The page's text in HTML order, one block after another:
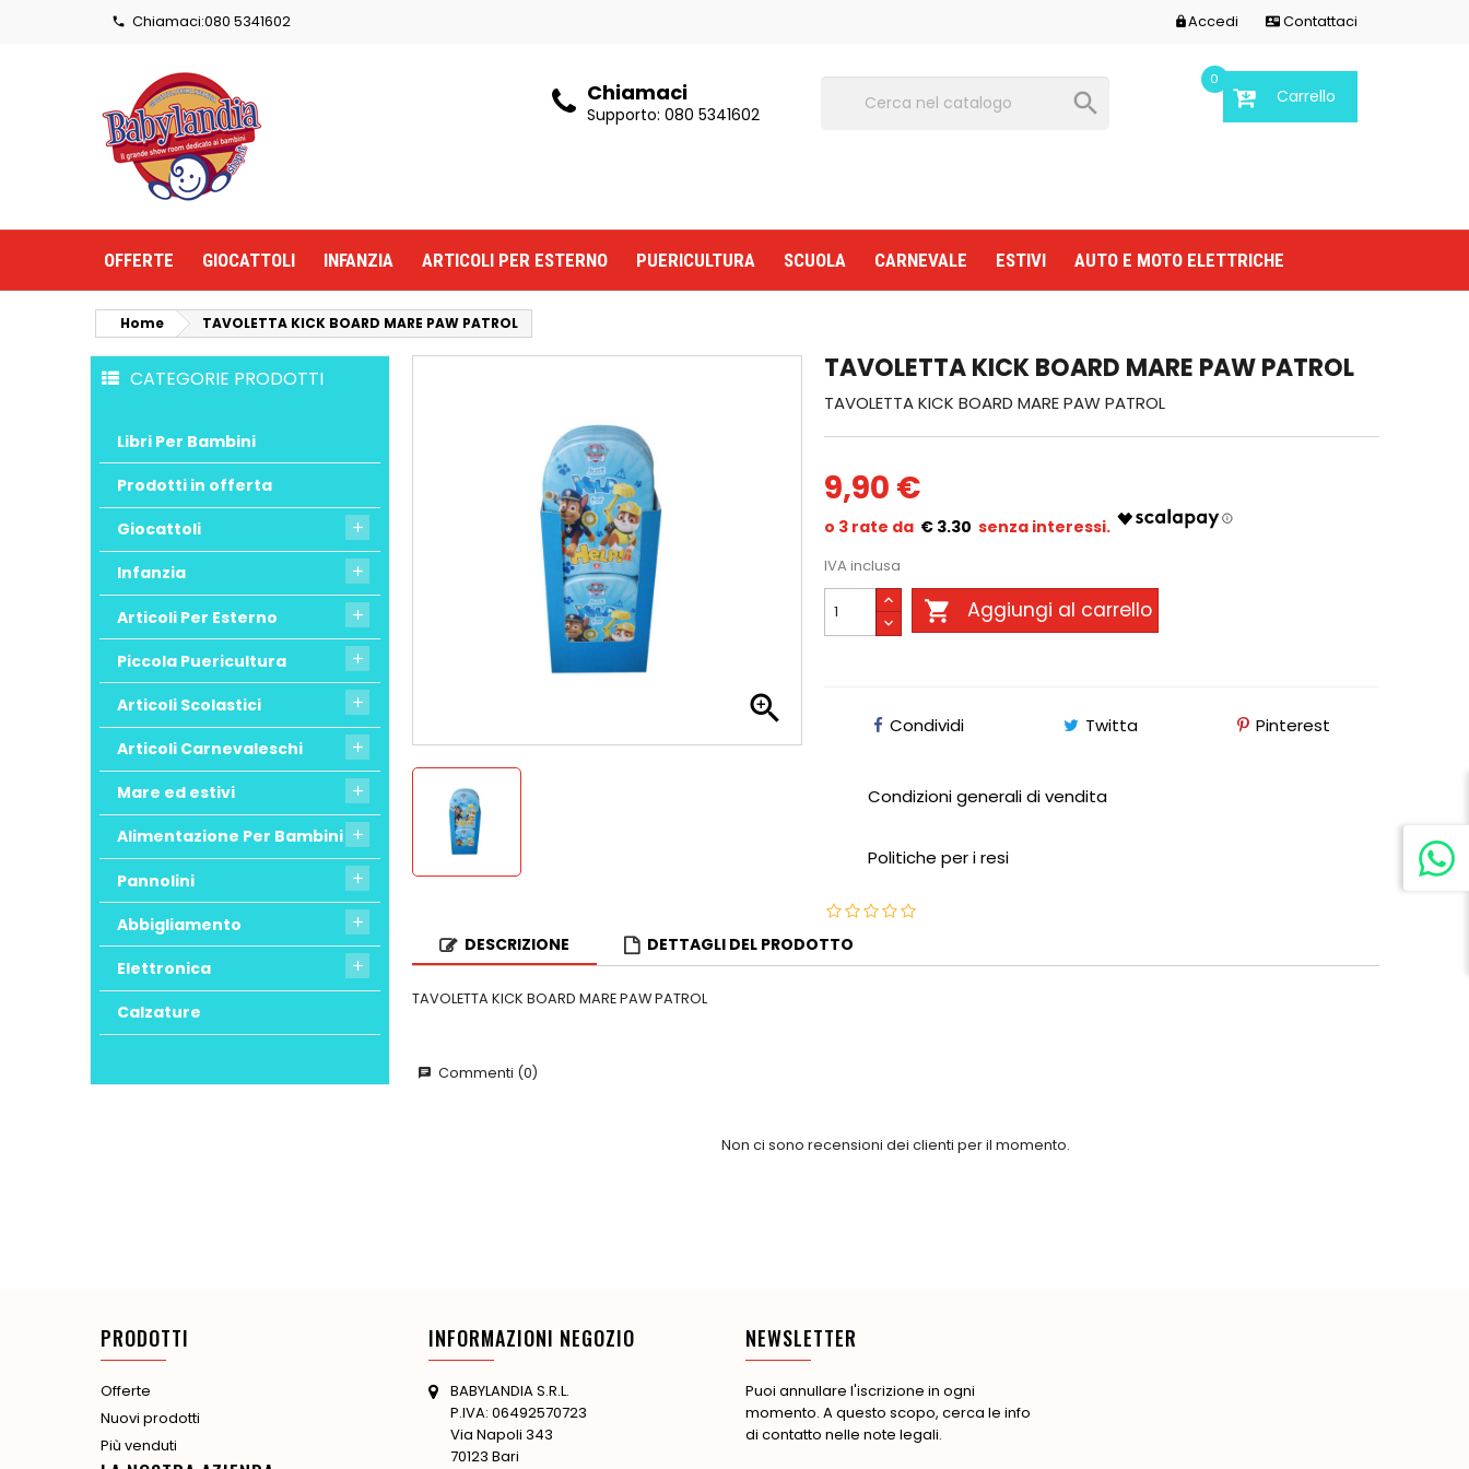
 Chiamaci:080 5341602 Accedi  Contattaci
Chiamaci
Supporto:080 5341602  Carrello
0
OFFERTE GIOCATTOLI INFANZIA ARTICOLI PER ESTERNO PUERICULTURA SCUOLA CARNEVALE ESTIVI AUTO E MOTO ELETTRICHE
Home TAVOLETTA KICK BOARD MARE PAW PATROL
CATEGORIE PRODOTTI
Libri Per Bambini
Prodotti in offerta
Giocattoli 
Infanzia 
Articoli Per Esterno 
Piccola Puericultura 
Articoli Scolastici 
Articoli Carnevaleschi 
Mare ed estivi 
Alimentazione Per Bambini 
Pannolini 
Abbigliamento 
Elettronica 
Calzature

TAVOLETTA KICK BOARD MARE PAW PATROL
TAVOLETTA KICK BOARD MARE PAW PATROL
9,90 €
€ 3.30
IVA inclusa
 Aggiungi al carrello
Condividi Twitta Pinterest
Condizioni generali di vendita
Politiche per i resi
DESCRIZIONE DETTAGLI DEL PRODOTTO
TAVOLETTA KICK BOARD MARE PAW PATROL
chat Commenti (0)
Non ci sono recensioni dei clienti per il momento.
PRODOTTI
Offerte
Nuovi prodotti
Più venduti
INFORMAZIONI NEGOZIO
BABYLANDIA S.R.L.
P.IVA: 06492570723
Via Napoli 343
70123 Bari
NEWSLETTER
Puoi annullare l'iscrizione in ogni
momento. A questo scopo, cerca le info
di contatto nelle note legali.